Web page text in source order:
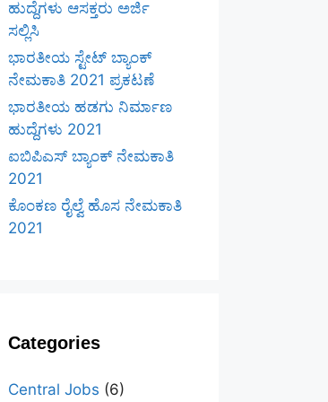
ಹುದ್ದೆಗಳು ಆಸಕ್ತರು ಅರ್ಜಿ
ಸಲ್ಲಿಸಿ
ಭಾರತೀಯ ಸ್ಟೇಟ್ ಬ್ಯಾಂಕ್
ನೇಮಕಾತಿ 2021 ಪ್ರಕಟಣೆ
ಭಾರತೀಯ ಹಡಗು ನಿರ್ಮಾಣ
ಹುದ್ದೆಗಳು 2021
ಐಬಿಪಿಎಸ್ ಬ್ಯಾಂಕ್ ನೇಮಕಾತಿ
2021
ಕೊಂಕಣ ರೈಲ್ವೆ ಹೊಸ ನೇಮಕಾತಿ
2021
Categories
Central Jobs (6)